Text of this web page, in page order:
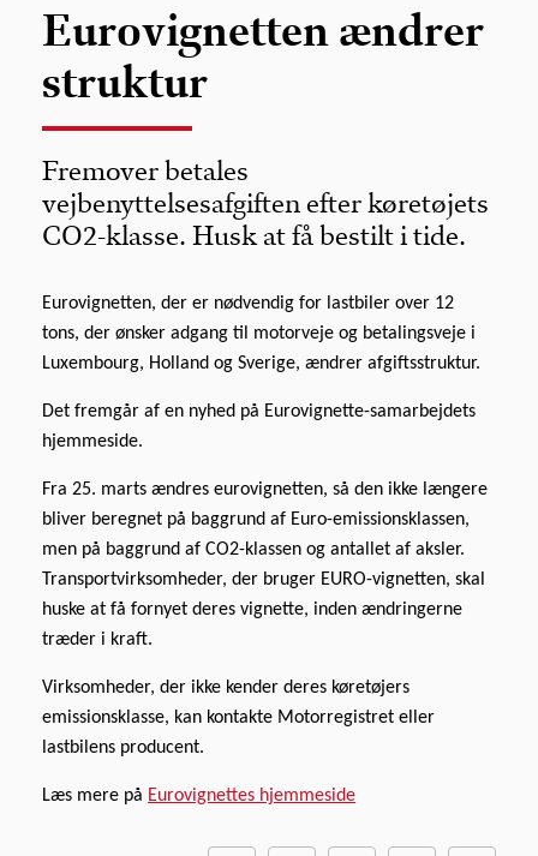
Eurovignetten ændrer
struktur
Fremover betales
vejbenyttelsesafgiften efter køretøjets
CO2-klasse. Husk at få bestilt i tide.
Eurovignetten, der er nødvendig for lastbiler over 12
tons, der ønsker adgang til motorveje og betalingsveje i
Luxembourg, Holland og Sverige, ændrer afgiftsstruktur.
Det fremgår af en nyhed på Eurovignette-samarbejdets
hjemmeside.
Fra 25. marts ændres eurovignetten, så den ikke længere
bliver beregnet på baggrund af Euro-emissionsklassen,
men på baggrund af CO2-klassen og antallet af aksler.
Transportvirksomheder, der bruger EURO-vignetten, skal
huske at få fornyet deres vignette, inden ændringerne
træder i kraft.
Virksomheder, der ikke kender deres køretøjers
emissionsklasse, kan kontakte Motorregistret eller
lastbilens producent.
Læs mere på Eurovignettes hjemmeside